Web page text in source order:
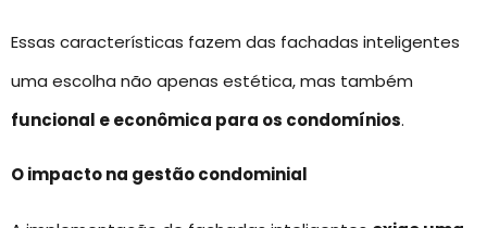
Essas características fazem das fachadas inteligentes
uma escolha não apenas estética, mas também
funcional e econômica para os condomínios.
O impacto na gestão condominial